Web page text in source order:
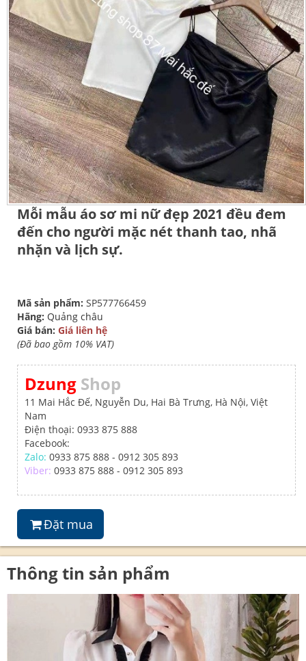
Mỗi mẫu áo sơ mi nữ đẹp 2021 đều đem
đến cho người mặc nét thanh tao, nhã
nhặn và lịch sự.
Mã sản phẩm: SP577766459
Hãng: Quảng châu
Giá bán: Giá liên hệ
(Đã bao gồm 10% VAT)
Dzung Shop
11 Mai Hắc Đế, Nguyễn Du, Hai Bà Trưng, Hà Nội, Việt
Nam
Điện thoại: 0933 875 888
Facebook:
Zalo: 0933 875 888 - 0912 305 893
Viber: 0933 875 888 - 0912 305 893
Đặt mua
Thông tin sản phẩm